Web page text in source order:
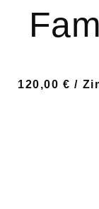
120,00 € /